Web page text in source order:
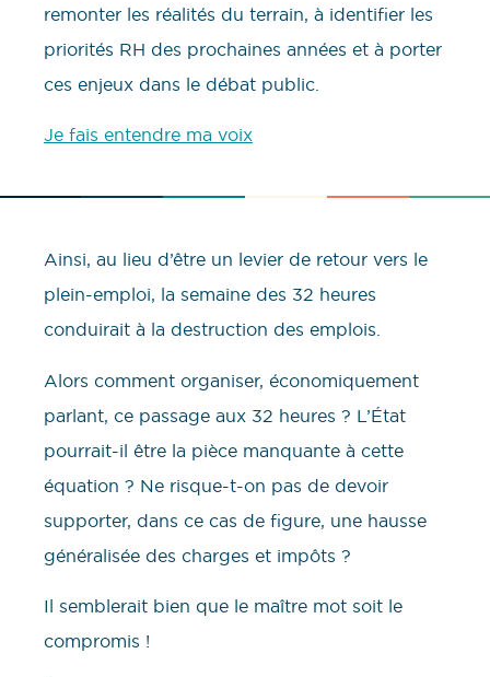
remonter les réalités du terrain, à identifier les
priorités RH des prochaines années et à porter
ces enjeux dans le débat public.
Je fais entendre ma voix
Ainsi, au lieu d’être un levier de retour vers le
plein-emploi, la semaine des 32 heures
conduirait à la destruction des emplois.
Alors comment organiser, économiquement
parlant, ce passage aux 32 heures ? L’État
pourrait-il être la pièce manquante à cette
équation ? Ne risque-t-on pas de devoir
supporter, dans ce cas de figure, une hausse
généralisée des charges et impôts ?
Il semblerait bien que le maître mot soit le
compromis !